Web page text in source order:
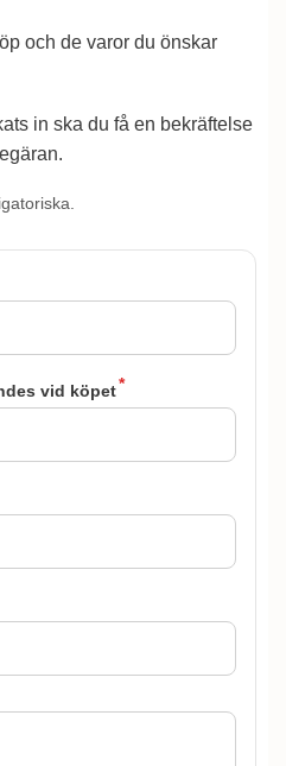
och de varor du önskar
in ska du få en bekräftelse
vid köpet*